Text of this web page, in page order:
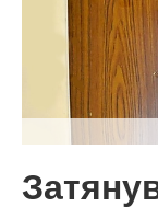
28.07.2026